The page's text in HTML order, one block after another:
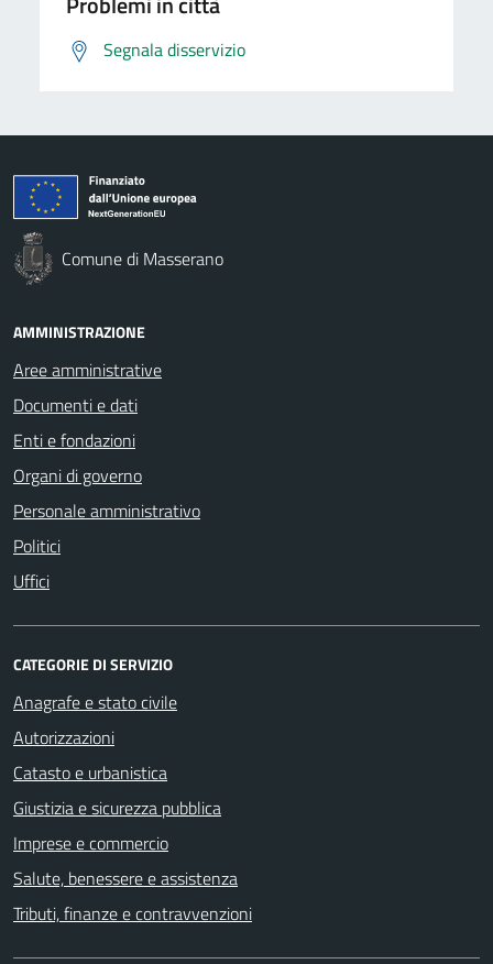
Segnala disservizio
Comune di Masserano
AMMINISTRAZIONE
Aree amministrative
Documenti e dati
Enti e fondazioni
Organi di governo
Personale amministrativo
Politici
Uffici
CATEGORIE DI SERVIZIO
Anagrafe e stato civile
Autorizzazioni
Catasto e urbanistica
Giustizia e sicurezza pubblica
Imprese e commercio
Salute, benessere e assistenza
Tributi, finanze e contravvenzioni